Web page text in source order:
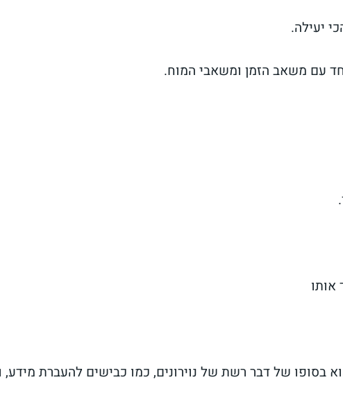
יעילה.
עם משאב הזמן ומשאבי המוח.
אותו
בסופו של דבר רשת של נוירונים, כמו כבישים להעברת מידע,